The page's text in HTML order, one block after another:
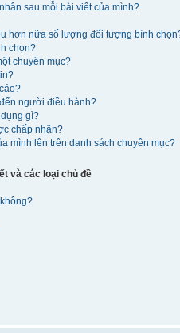
sau mỗi bài viết của mình?
hơn nữa số lượng đối tượng bình
chọn?
chuyên mục?
người điều hành?
gì?
chấp nhận?
mình lên trên danh sách chuyên mục?
và các loại chủ đề